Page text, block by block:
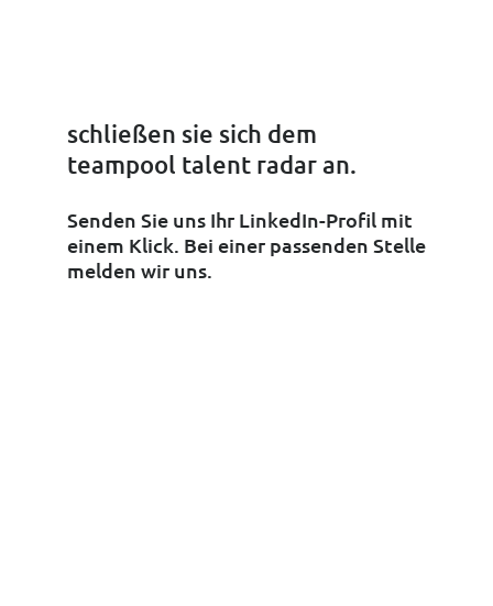
schließen sie sich dem
teampool talent radar an.
Senden Sie uns Ihr LinkedIn-Profil mit
einem Klick. Bei einer passenden Stelle
melden wir uns.